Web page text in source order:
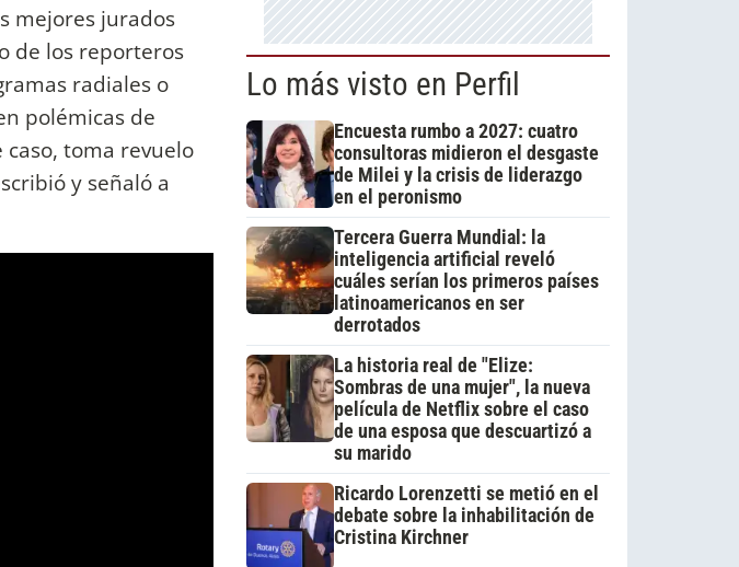
mejores jurados
de los reporteros
radiales o
polémicas de
toma revuelo
y señaló a
Lo más visto en Perfil
Encuesta rumbo a 2027: cuatro
consultoras midieron el desgaste
de Milei y la crisis de liderazgo
en el peronismo
Tercera Guerra Mundial: la
inteligencia artificial reveló
cuáles serían los primeros países
latinoamericanos en ser
derrotados
La historia real de "Elize:
Sombras de una mujer", la nueva
película de Netflix sobre el caso
de una esposa que descuartizó a
su marido
Ricardo Lorenzetti se metió en el
debate sobre la inhabilitación de
Cristina Kirchner